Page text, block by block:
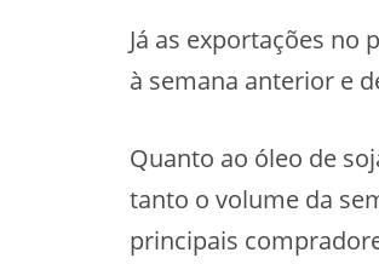
Já as exportações no
à semana anterior e
Quanto ao óleo de
tanto o volume da
principais